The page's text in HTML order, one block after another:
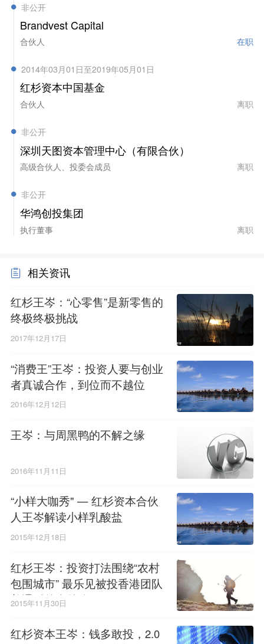
非公开
Brandvest Capital
合伙人 在职
2014年03月01日至2019年05月01日
红杉资本中国基金
合伙人 离职
非公开
深圳天图资本管理中心（有限合伙）
高级合伙人、投委会成员 离职
非公开
华鸿创投集团
执行董事 离职
相关资讯
红杉王岑：“心零售”是新零售的
终极终极挑战
2017年12月17日
“消费王”王岑：投资人要与创业
者真诚合作，到位而不越位
2016年12月12日
王岑：与周黑鸭的不解之缘
2016年11月11日
“小样大咖秀" — 红杉资本合伙
人王岑解读小样乳酸盐
2015年12月18日
红杉王岑：投资打法围绕“农村
包围城市” 最乐见被投香港团队
普通话越来越溜
2015年11月30日
红杉资本王岑：钱多敢投，2.0